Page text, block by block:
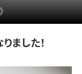
ました！